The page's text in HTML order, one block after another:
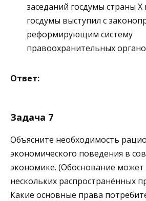
заседаний госдумы страны X
госдумы выступил с
реформирующим систему
правоохранительных
Ответ:
Задача 7
Объясните необходимость
экономического поведения в
экономике. (Обоснование
нескольких распространённых
Какие основные права